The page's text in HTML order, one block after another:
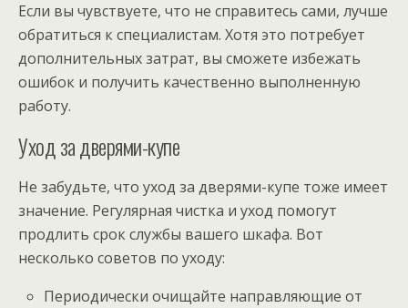
Если вы чувствуете, что не справитесь сами, лучше
обратиться к специалистам. Хотя это потребует
дополнительных затрат, вы сможете избежать
ошибок и получить качественно выполненную
работу.
Уход за дверями-купе
Не забудьте, что уход за дверями-купе тоже имеет
значение. Регулярная чистка и уход помогут
продлить срок службы вашего шкафа. Вот
несколько советов по уходу:
Периодически очищайте направляющие от